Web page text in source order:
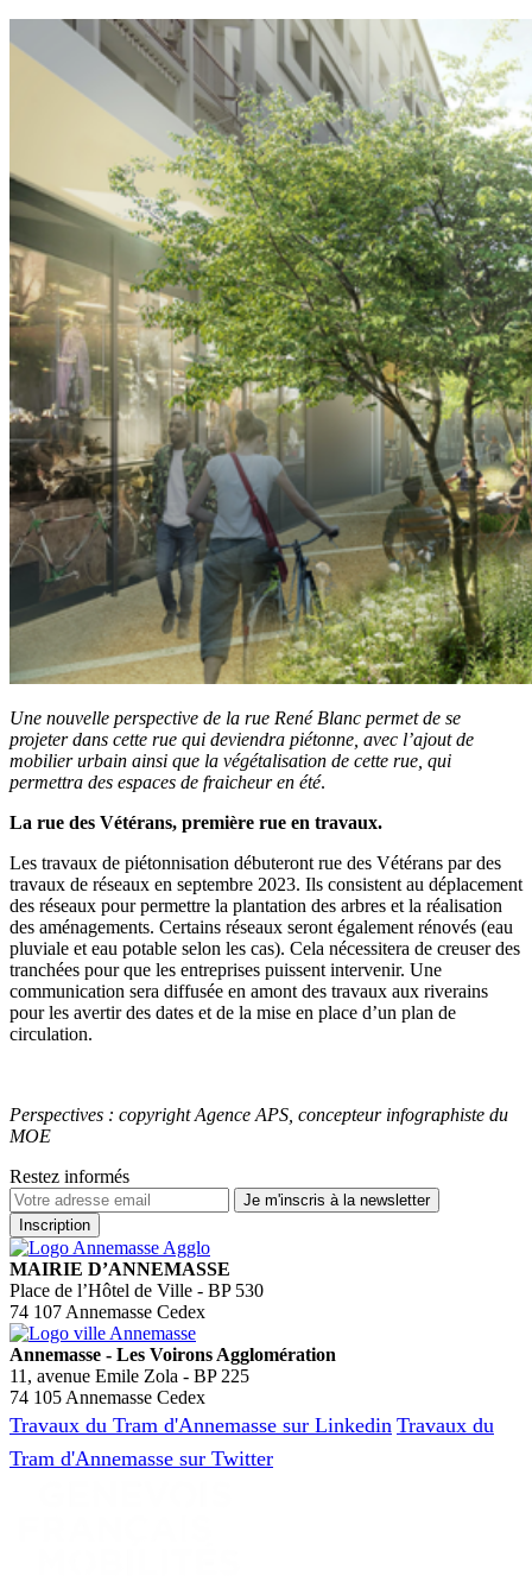
Une nouvelle perspective de la rue René Blanc permet de se
projeter dans cette rue qui deviendra piétonne, avec l’ajout de
mobilier urbain ainsi que la végétalisation de cette rue, qui
permettra des espaces de fraicheur en été.
La rue des Vétérans, première rue en travaux.
Les travaux de piétonnisation débuteront rue des Vétérans par des
travaux de réseaux en septembre 2023. Ils consistent au déplacement
des réseaux pour permettre la plantation des arbres et la réalisation
des aménagements. Certains réseaux seront également rénovés (eau
pluviale et eau potable selon les cas). Cela nécessitera de creuser des
tranchées pour que les entreprises puissent intervenir. Une
communication sera diffusée en amont des travaux aux riverains
pour les avertir des dates et de la mise en place d’un plan de
circulation.
Perspectives : copyright Agence APS, concepteur infographiste du
MOE
Restez informés
MAIRIE D’ANNEMASSE
Place de l’Hôtel de Ville - BP 530
74 107 Annemasse Cedex
Annemasse - Les Voirons Agglomération
11, avenue Emile Zola - BP 225
74 105 Annemasse Cedex
Travaux du Tram d'Annemasse sur Linkedin Travaux du
Tram d'Annemasse sur Twitter